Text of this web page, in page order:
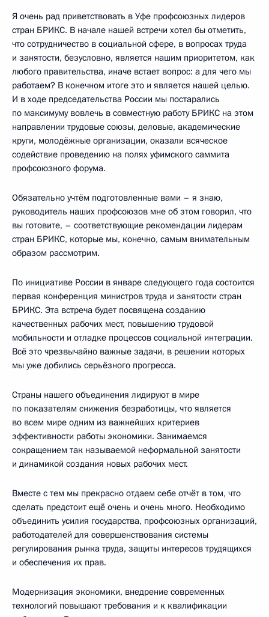
Я очень рад приветствовать в Уфе профсоюзных лидеров
стран БРИКС. В начале нашей встречи хотел бы отметить,
что сотрудничество в социальной сфере, в вопросах труда
и занятости, безусловно, является нашим приоритетом, как
любого правительства, иначе встает вопрос: а для чего мы
работаем? В конечном итоге это и является нашей целью.
И в ходе председательства России мы постарались
по максимуму вовлечь в совместную работу БРИКС на этом
направлении трудовые союзы, деловые, академические
круги, молодёжные организации, оказали всяческое
содействие проведению на полях уфимского саммита
профсоюзного форума.
Обязательно учтём подготовленные вами – я знаю,
руководитель наших профсоюзов мне об этом говорил, что
вы готовите, – соответствующие рекомендации лидерам
стран БРИКС, которые мы, конечно, самым внимательным
образом рассмотрим.
По инициативе России в январе следующего года состоится
первая конференция министров труда и занятости стран
БРИКС. Эта встреча будет посвящена созданию
качественных рабочих мест, повышению трудовой
мобильности и отладке процессов социальной интеграции.
Всё это чрезвычайно важные задачи, в решении которых
мы уже добились серьёзного прогресса.
Страны нашего объединения лидируют в мире
по показателям снижения безработицы, что является
во всем мире одним из важнейших критериев
эффективности работы экономики. Занимаемся
сокращением так называемой неформальной занятости
и динамикой создания новых рабочих мест.
Вместе с тем мы прекрасно отдаем себе отчёт в том, что
сделать предстоит ещё очень и очень много. Необходимо
объединить усилия государства, профсоюзных организаций,
работодателей для совершенствования системы
регулирования рынка труда, защиты интересов трудящихся
и обеспечения их прав.
Модернизация экономики, внедрение современных
технологий повышают требования и к квалификации